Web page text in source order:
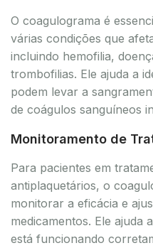
O coagulograma é
várias condições que
incluindo hemofilia,
trombofilias. Ele ajuda a
podem levar a
de coágulos sanguíneos
Monitoramento de
Para pacientes em
antiplaquetários, o
monitorar a eficácia e
medicamentos. Ele ajuda
está funcionando